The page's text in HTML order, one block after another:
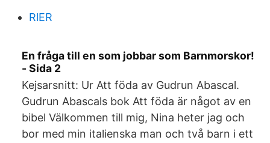
RlER
En fråga till en som jobbar som Barnmorskor!
- Sida 2
Kejsarsnitt: Ur Att föda av Gudrun Abascal.
Gudrun Abascals bok Att föda är något av en
bibel Välkommen till mig, Nina heter jag och
bor med min italienska man och två barn i ett